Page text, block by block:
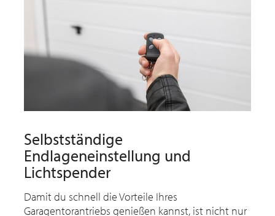
Selbstständige
Endlageneinstellung und
Lichtspender
Damit du schnell die Vorteile Ihres
Garagentorantriebs genießen kannst, ist nicht nur